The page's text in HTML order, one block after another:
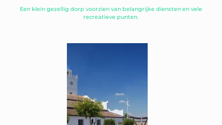
Een klein gezellig dorp voorzien van belangrijke diensten en vele
recreatieve punten.